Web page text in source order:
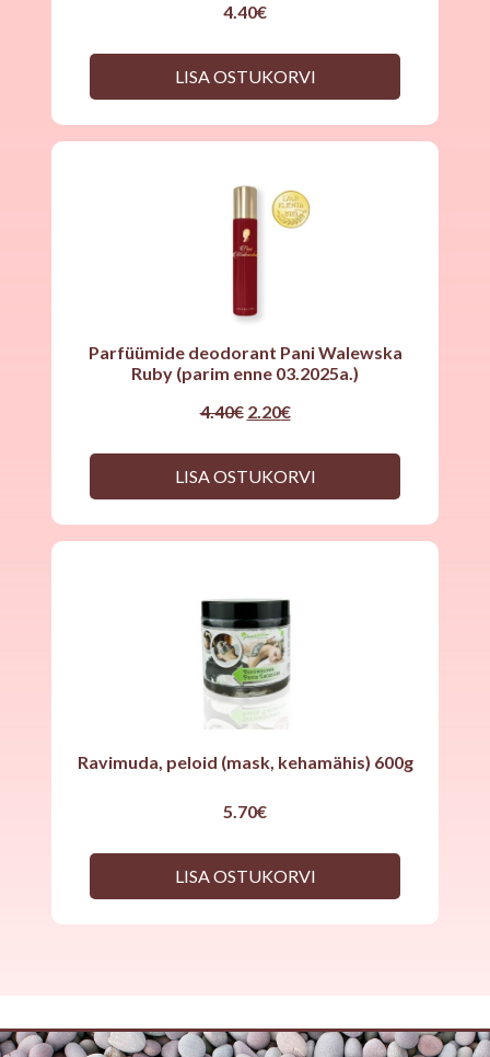
4.40€
LISA OSTUKORVI
Parfüümide deodorant Pani Walewska
Ruby (parim enne 03.2025a.)
4.40€ Original
4.40€.
2.20€Current
2.20€.
LISA OSTUKORVI
Ravimuda, peloid (mask, kehamähis) 600g
5.70€
LISA OSTUKORVI